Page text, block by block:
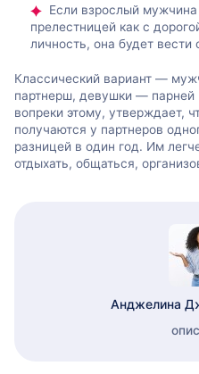
Если взрослый
прелестницей как с
личность, она будет
Классический вариант —
партнерш, девушки — парней
вопреки этому, утверждает,
получаются у партнеров
разницей в один год. Им
отдыхать, общаться,
Анджелина